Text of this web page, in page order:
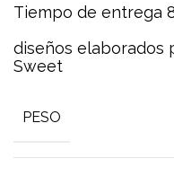
Tiempo de entrega
diseños elaborados
Sweet
PESO